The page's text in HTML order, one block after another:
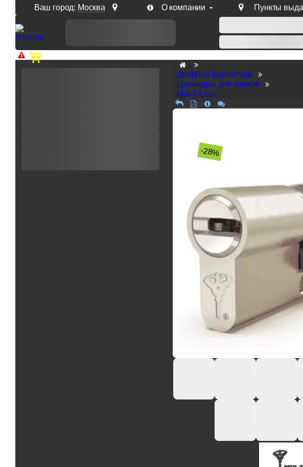
Ваш город: Москва О компании Пункты
Доп. скидка от цен на сайте 7% при заказе от 50 тыс. руб продукции
Дверная фурнитура
Цилиндры для замков
Mul-T-Lock
-28%